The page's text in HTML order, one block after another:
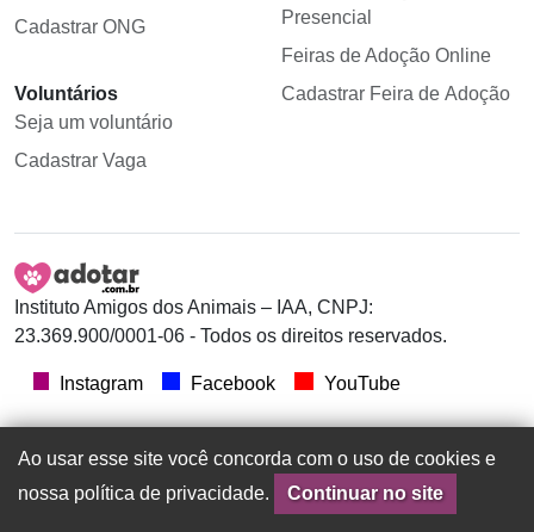
Cadastrar ONG
Voluntários
Seja um voluntário
Cadastrar Vaga
Presencial
Feiras de Adoção Online
Cadastrar Feira de Adoção
Instituto Amigos dos Animais – IAA, CNPJ:
23.369.900/0001-06 - Todos os direitos reservados.
Instagram Facebook YouTube
Ao usar esse site você concorda com o uso de cookies e
nossa política de privacidade.
Continuar no site